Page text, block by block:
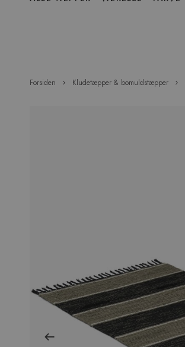
Forsiden Kludetæpper & bomuldstæpper